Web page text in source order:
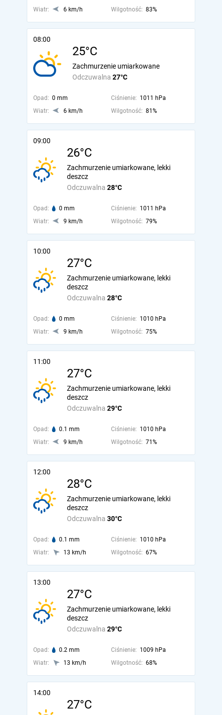
Wiatr: 6 km/h Wilgotność: 83%
08:00
25°C
Odczuwalna 27°C
Zachmurzenie umiarkowane
Opad: 0 mm Ciśnienie: 1011 hPa
Wiatr:
6 km/h Wilgotność: 81%
09:00
26°C
Odczuwalna 28°C
Zachmurzenie umiarkowane, lekki
deszcz
Opad: 0 mm Ciśnienie: 1011 hPa
Wiatr:
9 km/h Wilgotność: 79%
10:00
27°C
Odczuwalna 28°C
Zachmurzenie umiarkowane, lekki
deszcz
Opad: 0 mm Ciśnienie: 1010 hPa
Wiatr:
9 km/h Wilgotność: 75%
11:00
27°C
Odczuwalna 29°C
Zachmurzenie umiarkowane, lekki
deszcz
Opad: 0.1 mm Ciśnienie: 1010 hPa
Wiatr:
9 km/h Wilgotność: 71%
12:00
28°C
Odczuwalna 30°C
Zachmurzenie umiarkowane, lekki
deszcz
Opad: 0.1 mm Ciśnienie: 1010 hPa
Wiatr:
13 km/h Wilgotność: 67%
13:00
27°C
Odczuwalna 29°C
Zachmurzenie umiarkowane, lekki
deszcz
Opad: 0.2 mm Ciśnienie: 1009 hPa
Wiatr:
13 km/h Wilgotność: 68%
14:00
27°C